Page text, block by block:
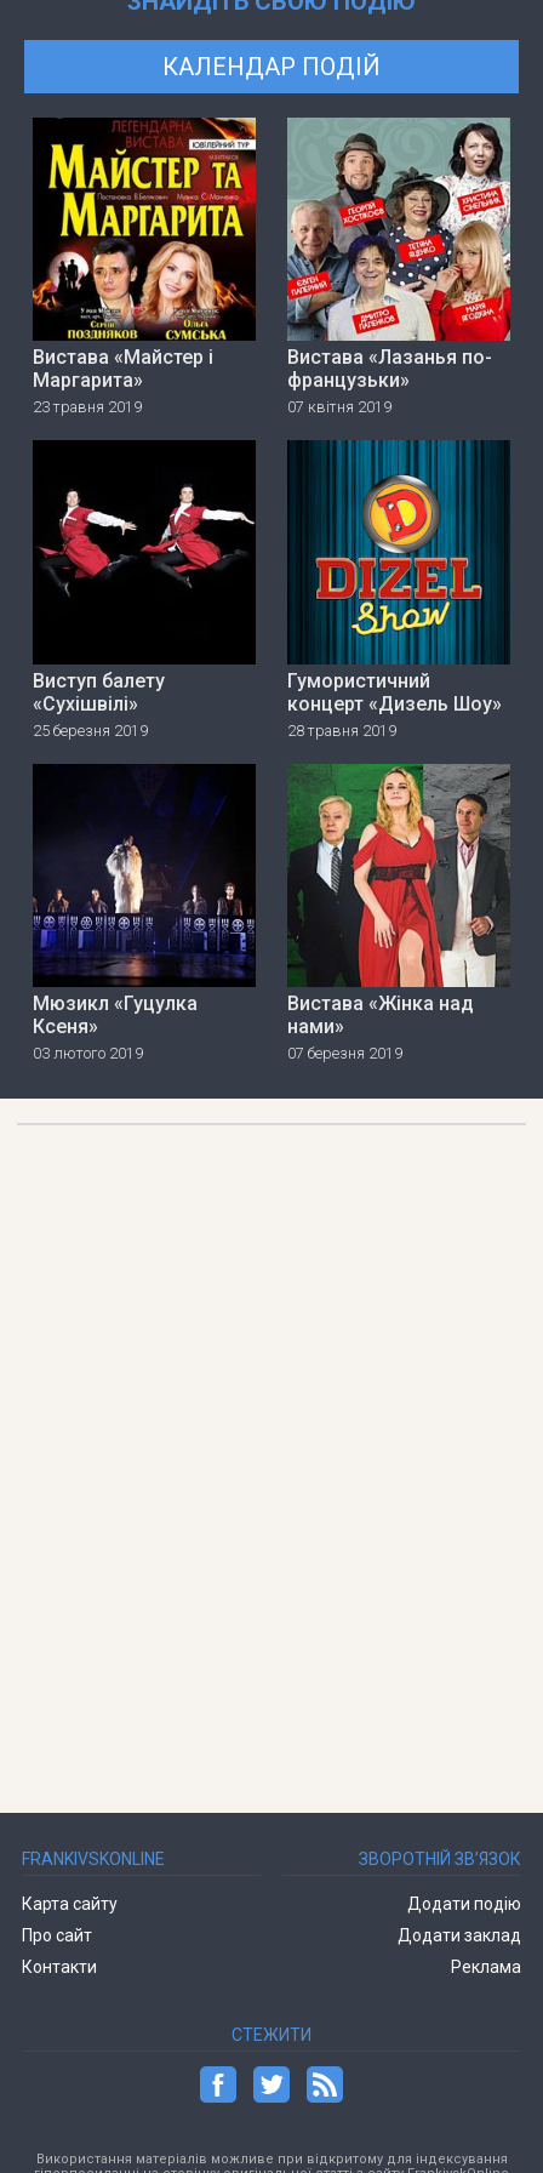
КАЛЕНДАР ПОДІЙ
Вистава «Майстер і
Маргарита»
23 травня 2019
Вистава «Лазанья по-
французьки»
07 квітня 2019
Виступ балету
«Сухішвілі»
25 березня 2019
Гумористичний
концерт «Дизель Шоу»
28 травня 2019
Мюзикл «Гуцулка
Ксеня»
03 лютого 2019
Вистава «Жінка над
нами»
07 березня 2019
FRANKIVSKONLINE
Карта сайту
Про сайт
Контакти
ЗВОРОТНІЙ ЗВ’ЯЗОК
Додати подію
Додати заклад
Реклама
СТЕЖИТИ
Використання матеріалів можливе при відкритому для індексування